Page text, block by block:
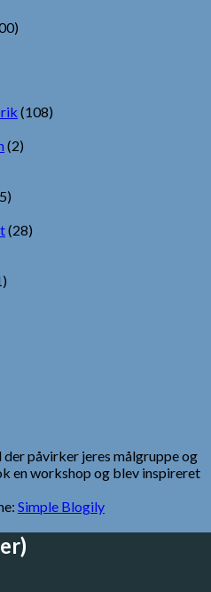
(108)
(2)
(28)
påvirker jeres målgruppe og
en workshop og blev inspireret
Simple Blogily